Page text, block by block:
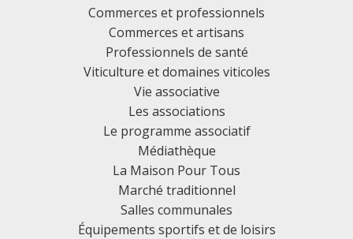
Commerces et professionnels
Commerces et artisans
Professionnels de santé
Viticulture et domaines viticoles
Vie associative
Les associations
Le programme associatif
Médiathèque
La Maison Pour Tous
Marché traditionnel
Salles communales
Équipements sportifs et de loisirs